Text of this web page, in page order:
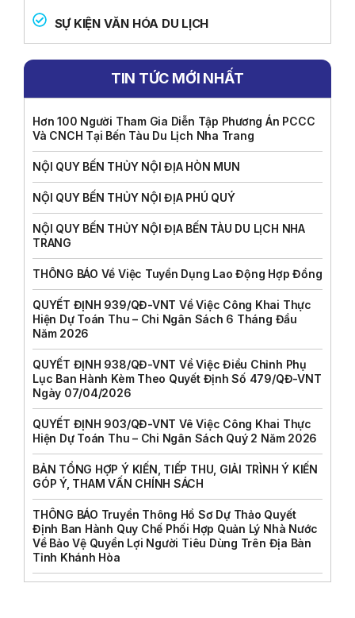
SỰ KIỆN VĂN HÓA DU LỊCH
TIN TỨC MỚI NHẤT
Hơn 100 Người Tham Gia Diễn Tập Phương Án PCCC
Và CNCH Tại Bến Tàu Du Lịch Nha Trang
NỘI QUY BẾN THỦY NỘI ĐỊA HÒN MUN
NỘI QUY BẾN THỦY NỘI ĐỊA PHÚ QUÝ
NỘI QUY BẾN THỦY NỘI ĐỊA BẾN TÀU DU LỊCH NHA
TRANG
THÔNG BÁO Về Việc Tuyển Dụng Lao Động Hợp Đồng
QUYẾT ĐỊNH 939/QĐ-VNT Về Việc Công Khai Thực
Hiện Dự Toán Thu – Chi Ngân Sách 6 Tháng Đầu
Năm 2026
QUYẾT ĐỊNH 938/QĐ-VNT Về Việc Điều Chỉnh Phụ
Lục Ban Hành Kèm Theo Quyết Định Số 479/QĐ-VNT
Ngày 07/04/2026
QUYẾT ĐỊNH 903/QĐ-VNT Vê Việc Công Khai Thực
Hiện Dự Toán Thu – Chi Ngân Sách Quý 2 Năm 2026
BẢN TỔNG HỢP Ý KIẾN, TIẾP THU, GIẢI TRÌNH Ý KIẾN
GÓP Ý, THAM VẤN CHÍNH SÁCH
THÔNG BÁO Truyền Thông Hồ Sơ Dự Thảo Quyết
Định Ban Hành Quy Chế Phối Hợp Quản Lý Nhà Nước
Về Bảo Vệ Quyền Lợi Người Tiêu Dùng Trên Địa Bàn
Tỉnh Khánh Hòa